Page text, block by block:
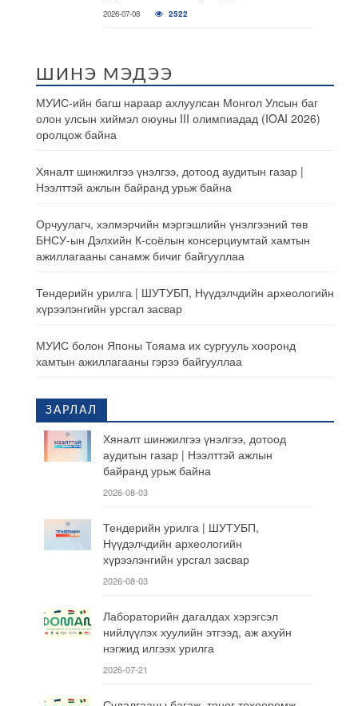
2026-07-08 2522
ШИНЭ МЭДЭЭ
МУИС-ийн багш нараар ахлуулсан Монгол Улсын баг
олон улсын хиймэл оюуны III олимпиадад (IOAI 2026)
оролцож байна
Хяналт шинжилгээ үнэлгээ, дотоод аудитын газар |
Нээлттэй ажлын байранд урьж байна
Орчуулагч, хэлмэрчийн мэргэшлийн үнэлгээний төв
БНСУ-ын Дэлхийн К-соёлын консерциумтай хамтын
ажиллагааны санамж бичиг байгууллаа
Тендерийн урилга | ШУТУБП, Нүүдэлчдийн археологийн
хүрээлэнгийн урсгал засвар
МУИС болон Японы Тояама их сургууль хооронд
хамтын ажиллагааны гэрээ байгууллаа
ЗАРЛАЛ
Хяналт шинжилгээ үнэлгээ, дотоод
аудитын газар | Нээлттэй ажлын
байранд урьж байна
2026-08-03
Тендерийн урилга | ШУТУБП,
Нүүдэлчдийн археологийн
хүрээлэнгийн урсгал засвар
2026-08-03
Лабораторийн дагалдах хэрэгсэл
нийлүүлэх хуулийн этгээд, аж ахуйн
нэгжид илгээх урилга
2026-07-21